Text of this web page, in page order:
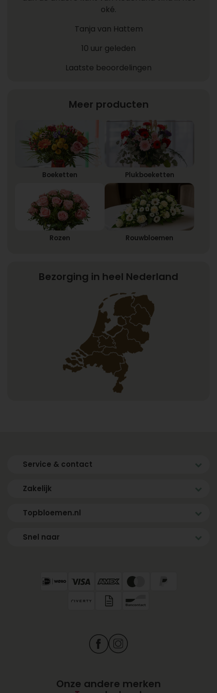
oké.
Tanja van Hattem
10 uur geleden
Laatste beoordelingen
Meer producten
Boeketten Plukboeketten
Rozen Rouwbloemen
Bezorging in heel Nederland
Service & contact
Zakelijk
Topbloemen.nl
Snel naar
Onze andere merken